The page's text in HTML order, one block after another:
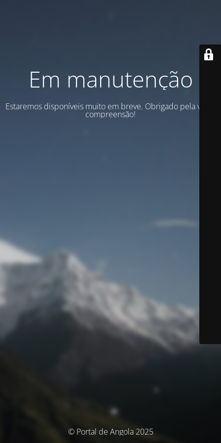
Em manutenção
Estaremos disponíveis muito em breve. Obrigado pela vossa
compreensão!
© Portal de Angola 2025